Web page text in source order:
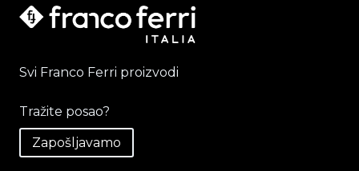
Svi Franco Ferri proizvodi
Tražite posao?
Zapošljavamo